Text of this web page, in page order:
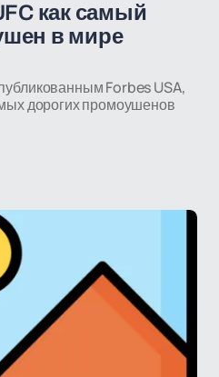
как самый
в мире
Forbes USA,
дорогих промоушенов